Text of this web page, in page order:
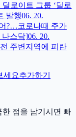
로이트 그룹 ‘딜로
발행06. 20.
?…코로나때 주가
나스닥]06. 20.
주변지역에 피란
세요추가하기
한 점을 남기시면 빠